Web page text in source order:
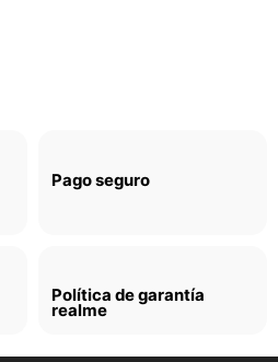
Pago seguro
Política de garantía
realme